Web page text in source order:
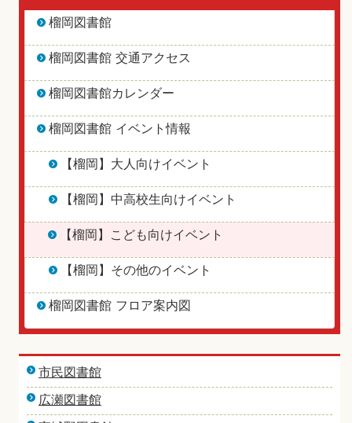
榴岡図書館
榴岡図書館 交通アクセス
榴岡図書館カレンダー
榴岡図書館 イベント情報
【榴岡】大人向けイベント
【榴岡】中高校生向けイベント
【榴岡】こども向けイベント
【榴岡】その他のイベント
榴岡図書館 フロア案内図
市民図書館
広瀬図書館